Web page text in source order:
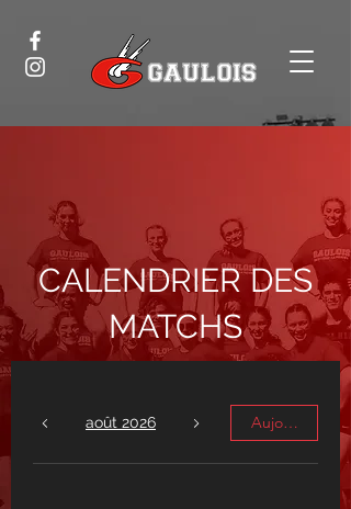
CALENDRIER DES
MATCHS
août 2026 Aujourd'hui